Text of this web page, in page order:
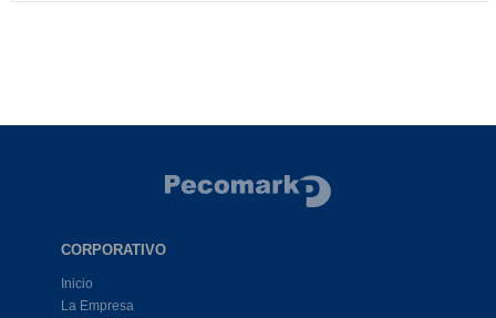
CORPORATIVO
Inicio
La Empresa